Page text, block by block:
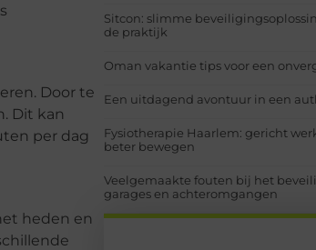
Door te
Dit kan
per dag
heden en
Sitcon: slimme
de praktijk
Oman vakantie tips voor een
Een uitdagend avontuur in een
Fysiotherapie Haarlem: gericht
beter bewegen
Veelgemaakte fouten bij het
garages en achteromgangen